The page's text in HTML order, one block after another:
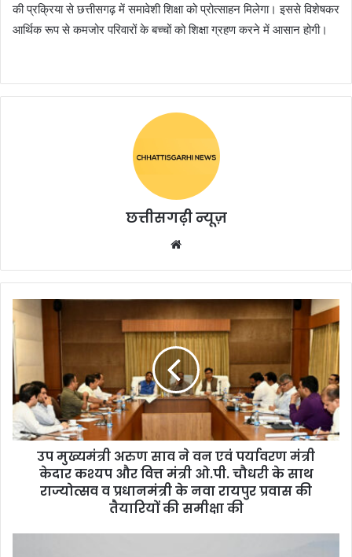
की प्रक्रिया से छत्तीसगढ़ में समावेशी शिक्षा को प्रोत्साहन मिलेगा। इससे विशेषकर
आर्थिक रूप से कमजोर परिवारों के बच्चों को शिक्षा ग्रहण करने में आसान होगी।
छत्तीसगढ़ी न्यूज़
उप मुख्यमंत्री अरुण साव ने वन एवं पर्यावरण मंत्री
केदार कश्यप और वित्त मंत्री ओ.पी. चौधरी के साथ
राज्योत्सव व प्रधानमंत्री के नवा रायपुर प्रवास की
तैयारियों की समीक्षा की